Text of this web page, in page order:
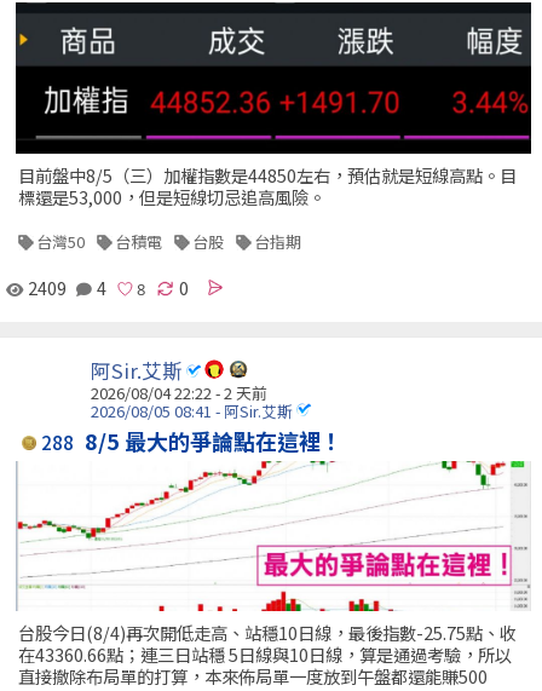
目前盤中8/5（三）加權指數是44850左右，預估就是短線高點。目
標還是53,000，但是短線切忌追高風險。
台灣50 台積電 台股 台指期
2409 4 0
阿Sir.艾斯
2026/08/04 22:22 - 2 天前
2026/08/05 08:41 - 阿Sir.艾斯
288 8/5 最大的爭論點在這裡！
台股今日(8/4)再次開低走高、站穩10日線，最後指數-25.75點、收
在43360.66點；連三日站穩 5日線與10日線，算是通過考驗，所以
直接撤除布局單的打算，本來佈局單一度放到午盤都還能賺500